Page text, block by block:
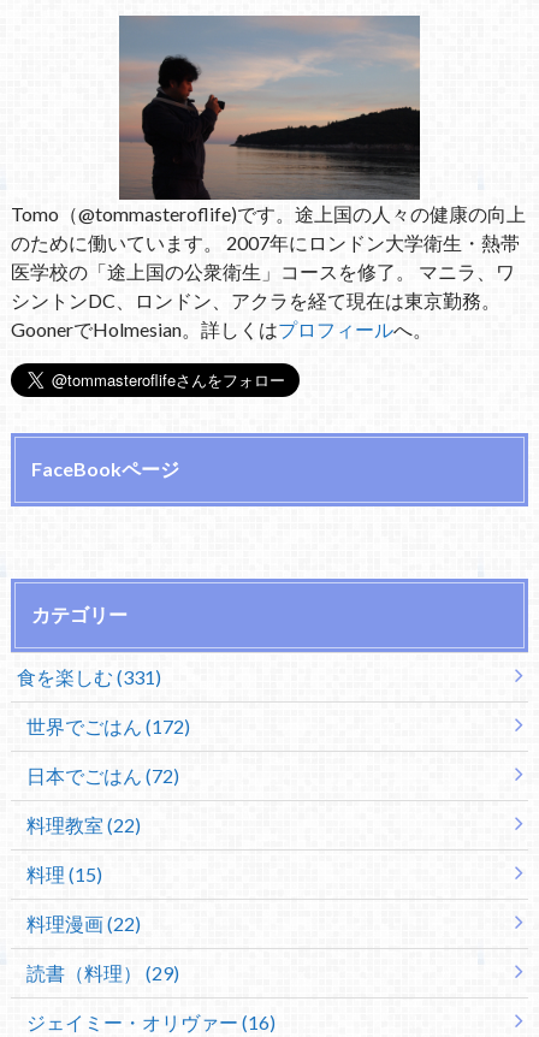
Tomo（@tommasteroflife)です。途上国の人々の健康の向上
のために働いています。 2007年にロンドン大学衛生・熱帯
医学校の「途上国の公衆衛生」コースを修了。 マニラ、ワ
シントンDC、ロンドン、アクラを経て現在は東京勤務。
GoonerでHolmesian。詳しくはプロフィールへ。
FaceBookページ
カテゴリー
食を楽しむ (331)
世界でごはん (172)
日本でごはん (72)
料理教室 (22)
料理 (15)
料理漫画 (22)
読書（料理） (29)
ジェイミー・オリヴァー (16)